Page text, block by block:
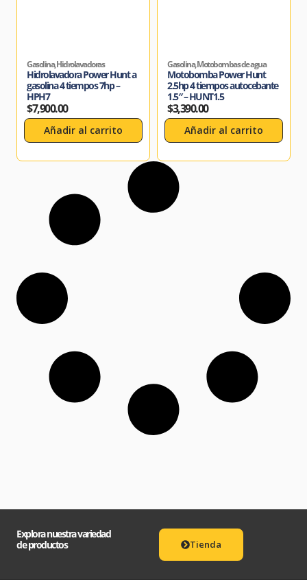
Gasolina,Hidrolavadoras
Hidrolavadora Power Hunt a
gasolina 4 tiempos 7hp –
HPH7
$7,900.00
Añadir al carrito
Gasolina,Motobombas de agua
Motobomba Power Hunt
2.5hp 4 tiempos autocebante
1.5″ – HUNT1.5
$3,390.00
Añadir al carrito
Explora nuestra variedad
de productos
Tienda